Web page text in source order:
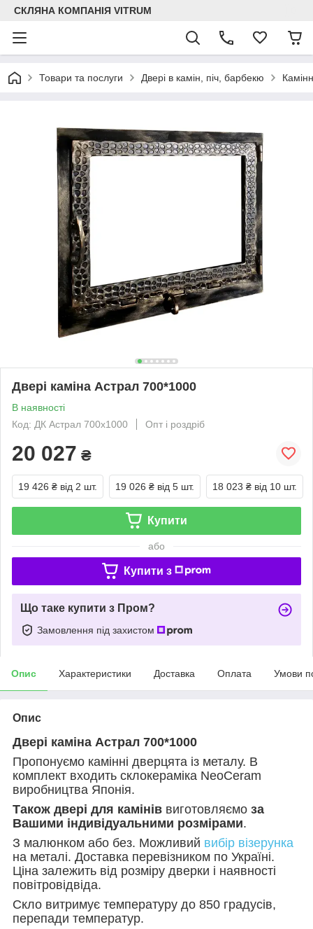
СКЛЯНА КОМПАНІЯ VITRUM
Товари та послуги Двері в камін, піч, барбекю
Двері каміна Астрал 700*1000
В наявності
Код: ДК Астрал 700х1000
Опт і роздріб
20 027 ₴
19 426 ₴ від 2 шт. 19 026 ₴ від 5 шт. 18 023 ₴ від 10 шт.
Купити
або
Купити з
Що таке купити з Пром?
Замовлення під захистом
Опис Характеристики Доставка Оплата Умови
Опис
Двері каміна Астрал 700*1000
Пропонуємо камінні дверцята із металу. В
комплект входить склокераміка NeoCeram
виробництва Японія.
Також двері для камінів виготовляємо за
Вашими індивідуальними розмірами.
З малюнком або без. Можливий вибір візерунка
на металі. Доставка перевізником по Україні.
Ціна залежить від розміру дверки і наявності
повітровідвіда.
Скло витримує температуру до 850 градусів,
перепади температур.